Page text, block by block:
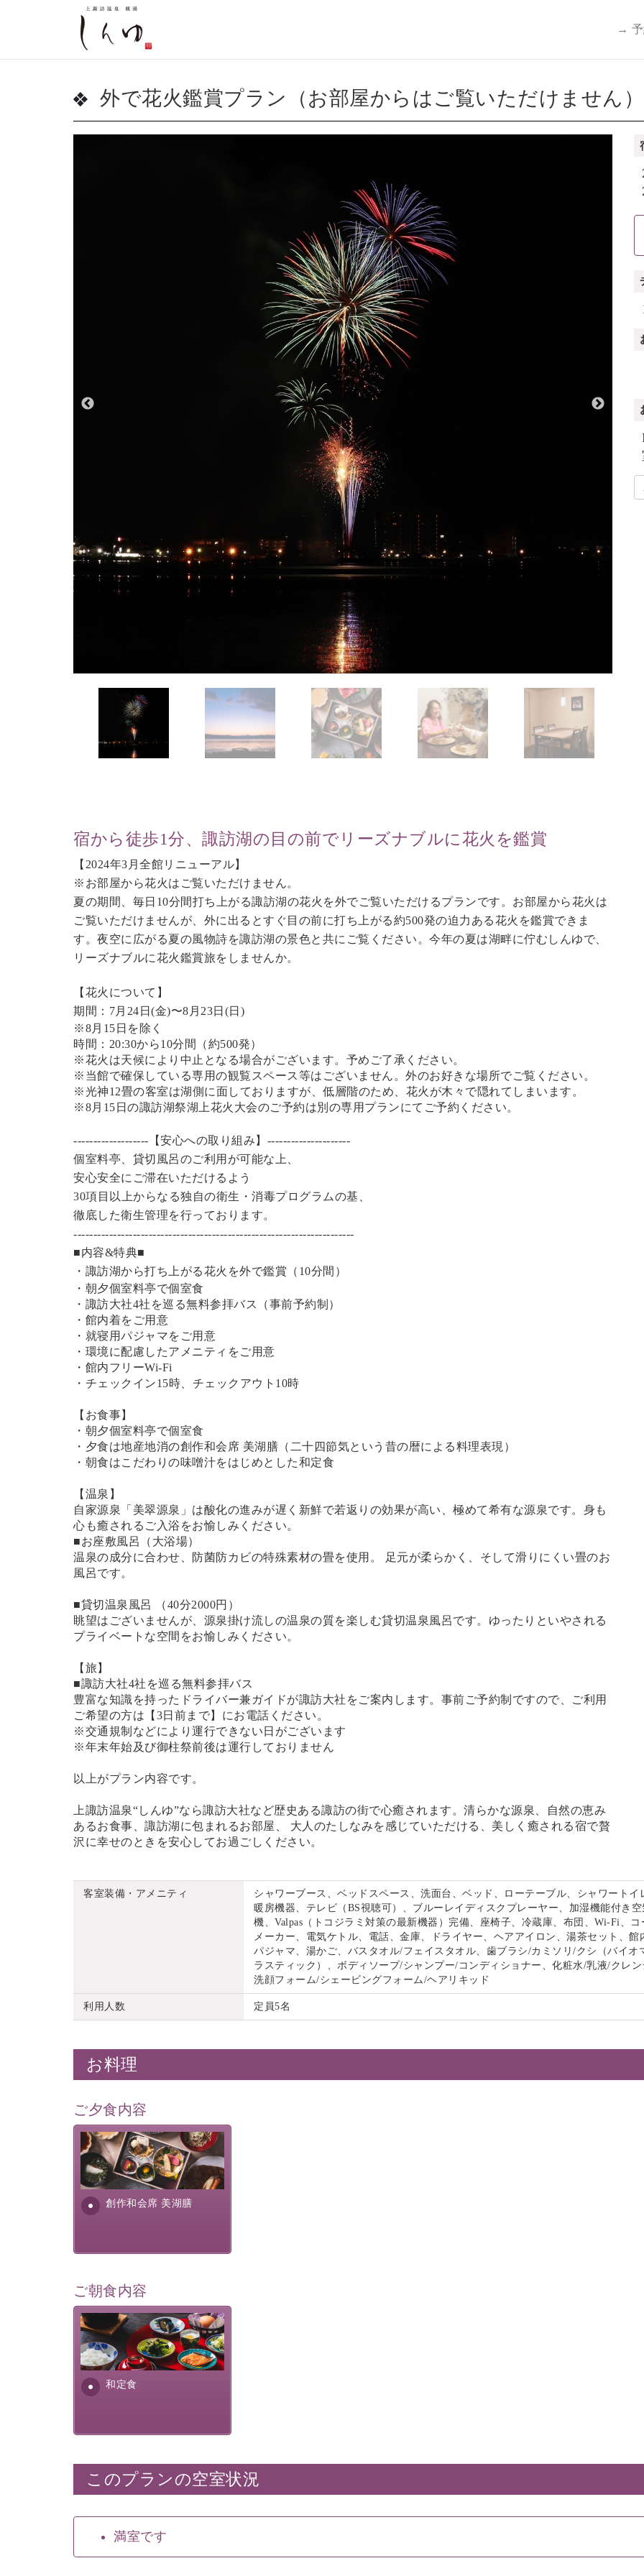
→ 予
外で花火鑑賞プラン（お部屋からはご覧いただけません）
宿から徒歩1分、諏訪湖の目の前でリーズナブルに花火を鑑賞
【2024年3月全館リニューアル】
※お部屋から花火はご覧いただけません。
夏の期間、毎日10分間打ち上がる諏訪湖の花火を外でご覧いただけるプランです。お部屋から花火は
ご覧いただけませんが、外に出るとすぐ目の前に打ち上がる約500発の迫力ある花火を鑑賞できま
す。夜空に広がる夏の風物詩を諏訪湖の景色と共にご覧ください。今年の夏は湖畔に佇むしんゆで、
リーズナブルに花火鑑賞旅をしませんか。
【花火について】
期間：7月24日(金)〜8月23日(日)
※8月15日を除く
時間：20:30から10分間（約500発）
※花火は天候により中止となる場合がございます。予めご了承ください。
※当館で確保している専用の観覧スペース等はございません。外のお好きな場所でご覧ください。
※光神12畳の客室は湖側に面しておりますが、低層階のため、花火が木々で隠れてしまいます。
※8月15日の諏訪湖祭湖上花火大会のご予約は別の専用プランにてご予約ください。
-------------------【安心への取り組み】---------------------
個室料亭、貸切風呂のご利用が可能な上、
安心安全にご滞在いただけるよう
30項目以上からなる独自の衛生・消毒プログラムの基、
徹底した衛生管理を行っております。
-----------------------------------------------------------------------
■内容&特典■
・諏訪湖から打ち上がる花火を外で鑑賞（10分間）
・朝夕個室料亭で個室食
・諏訪大社4社を巡る無料参拝バス（事前予約制）
・館内着をご用意
・就寝用パジャマをご用意
・環境に配慮したアメニティをご用意
・館内フリーWi-Fi
・チェックイン15時、チェックアウト10時
【お食事】
・朝夕個室料亭で個室食
・夕食は地産地消の創作和会席 美湖膳（二十四節気という昔の暦による料理表現）
・朝食はこだわりの味噌汁をはじめとした和定食
【温泉】
自家源泉「美翠源泉」は酸化の進みが遅く新鮮で若返りの効果が高い、極めて希有な源泉です。身も
心も癒されるご入浴をお愉しみください。
■お座敷風呂（大浴場）
温泉の成分に合わせ、防菌防カビの特殊素材の畳を使用。 足元が柔らかく、そして滑りにくい畳のお
風呂です。
■貸切温泉風呂 （40分2000円）
眺望はございませんが、源泉掛け流しの温泉の質を楽しむ貸切温泉風呂です。ゆったりといやされる
プライベートな空間をお愉しみください。
【旅】
■諏訪大社4社を巡る無料参拝バス
豊富な知識を持ったドライバー兼ガイドが諏訪大社をご案内します。 事前ご予約制ですので、ご利用
ご希望の方は【3日前まで】にお電話ください。
※交通規制などにより運行できない日がございます
※年末年始及び御柱祭前後は運行しておりません
以上がプラン内容です。
上諏訪温泉“しんゆ”なら諏訪大社など歴史ある諏訪の街で心癒されます。清らかな源泉、自然の恵み
あるお食事、諏訪湖に包まれるお部屋、 大人のたしなみを感じていただける、美しく癒される宿で贅
沢に幸せのときを安心してお過ごしください。
客室装備・アメニティ
シャワーブース、ベッドスペース、洗面台、ベッド、ローテーブル、シャワートイ
暖房機器、テレビ（BS視聴可）、ブルーレイディスクプレーヤー、加湿機能付き空
機、Valpas（トコジラミ対策の最新機器）完備、座椅子、冷蔵庫、布団、Wi-Fi、コ
メーカー、電気ケトル、電話、金庫、ドライヤー、ヘアアイロン、湯茶セット、館
パジャマ、湯かご、バスタオル/フェイスタオル、歯ブラシ/カミソリ/クシ（バイオ
ラスティック）、ボディソープ/シャンプー/コンディショナー、化粧水/乳液/クレ
洗顔フォーム/シェービングフォーム/ヘアリキッド
利用人数 定員5名
お料理
ご夕食内容
創作和会席 美湖膳
美湖膳とは諏訪の地で特別を
提供する為に料理長・神原 裕
明が考え出した創作和会席で
す。美しい諏訪湖の幸...
ご朝食内容
和定食
さっぱりとした和食膳に使わ
れる食材は、諏訪の名産品を
ふんだんに取り入れ、安心・
安全を心掛けた長野県産...
このプランの空室状況
満室です